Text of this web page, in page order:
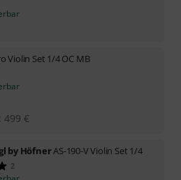
Violin Set 1/4 OC MB
499 €
by HöfnerAS-190-V Violin Set 1/4
2